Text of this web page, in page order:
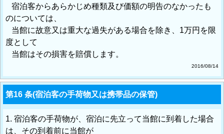
宿泊客からあらかじめ種類及び価額の明告のなかったも
のについては、
当館に故意又は重大な過失がある場合を除き、1万円を限
度として
当館はその損害を賠償します。
2016/08/14
第16 条(宿泊客の手荷物又は携帯品の保管)
1. 宿泊客の手荷物が、宿泊に先立って当館に到着した場合
は、その到着前に当館が